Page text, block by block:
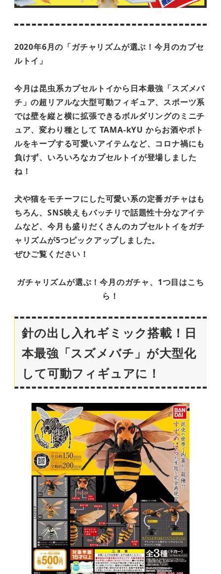
2020年6月の「ガチャリズムが選ぶ！今月のカプセ
ルトイ」
今月は昆虫系カプセルトイから日本最強「スズメバ
チ」の超リアルな大型可動フィギュア、スポーツ系
では壁を縦と横に拡張できるボルダリングのミニチ
ュア、変わり種として TAMA-kYU からお酒やボト
ルをキープする可愛いアイテムなど、コロナ禍にも
負けず、いろいろなカプセルトイが登場しました
ね！
犬や猫をモチーフにした可愛い系の定番ガチャはも
ちろん、SNS映えもバッチリで話題性十分なアイテ
ムなど、今月も盛りだくさんのカプセルトイをガチ
ャリズムが5つピックアップしました。
ぜひご覧ください！
ガチャリズムが選ぶ！今月のガチャ、1つ目はこち
ら！
針の出し入れギミック搭載！日
本最強「スズメバチ」が大型化
して可動フィギュアに！